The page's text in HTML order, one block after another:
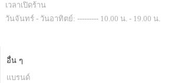
เวลาเปิดร้าน
วันจันทร์ - วันอาทิตย์: --------- 10.00 น. - 19.00 น.
อื่น ๆ
แบรนด์